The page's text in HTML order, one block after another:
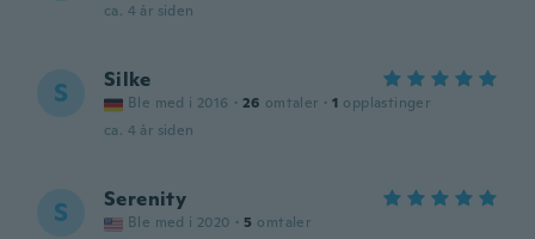
ca. 4 år siden
S Silke
Ble med i 2016 · 26 omtaler · 1 opplastinger
ca. 4 år siden
S Serenity
Ble med i 2020 · 5 omtaler